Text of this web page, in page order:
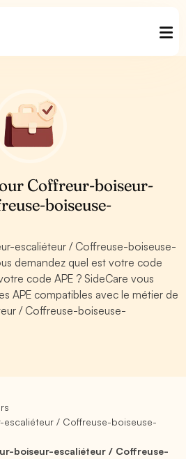
Coffreur-boiseur-
boiseuse-
escaliéteur / Coffreuse-boiseuse-
demandez quel est votre code
code APE ? SideCare vous
APE compatibles avec le métier de
/ Coffreuse-boiseuse-
escaliéteur / Coffreuse-boiseuse-
boiseur-escaliéteur / Coffreuse-